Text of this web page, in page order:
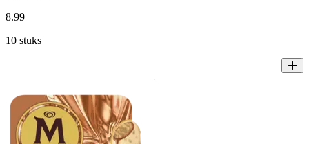
8.99
10 stuks